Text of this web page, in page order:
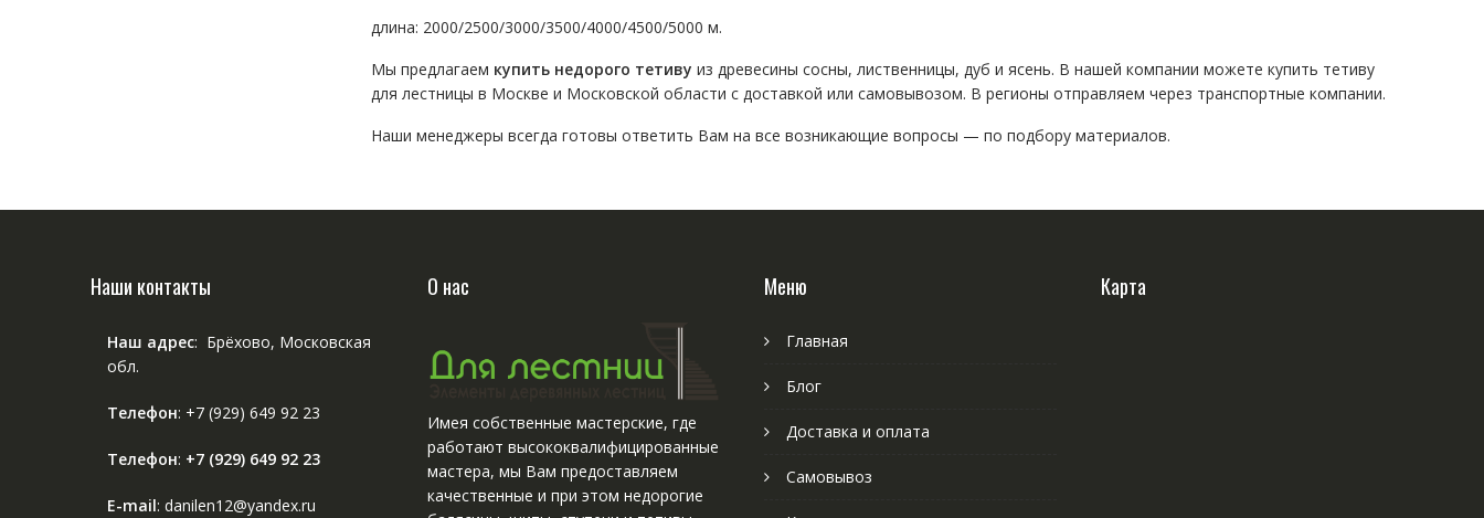
длина: 2000/2500/3000/3500/4000/4500/5000 м.
Мы предлагаем купить недорого тетиву из древесины сосны, лиственницы, дуб и ясень. В нашей компании можете купить тетиву
для лестницы в Москве и Московской области с доставкой или самовывозом. В регионы отправляем через транспортные компании.
Наши менеджеры всегда готовы ответить Вам на все возникающие вопросы — по подбору материалов.
Наши контакты
Наш адрес: Брёхово, Московская
обл.
Телефон: +7 (929) 649 92 23
Телефон: +7 (929) 649 92 23
E-mail: danilen12@yandex.ru
О нас
Имея собственные мастерские, где
работают высококвалифицированные
мастера, мы Вам предоставляем
качественные и при этом недорогие
Меню
Главная
Блог
Доставка и оплата
Самовывоз
Карта